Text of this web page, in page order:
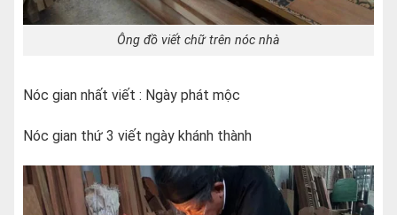
Ông đồ viết chữ trên nóc nhà
Nóc gian nhất viết : Ngày phát mộc
Nóc gian thứ 3 viết ngày khánh thành